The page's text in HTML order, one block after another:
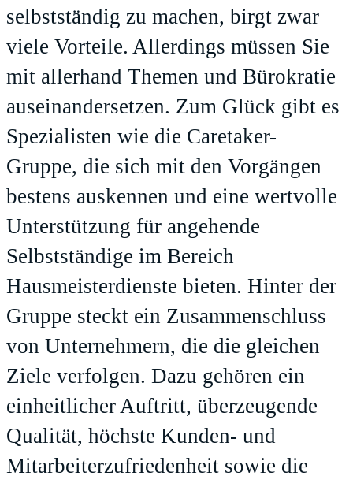
selbstständig zu machen, birgt zwar
viele Vorteile. Allerdings müssen Sie
mit allerhand Themen und Bürokratie
auseinandersetzen. Zum Glück gibt es
Spezialisten wie die Caretaker-
Gruppe, die sich mit den Vorgängen
bestens auskennen und eine wertvolle
Unterstützung für angehende
Selbstständige im Bereich
Hausmeisterdienste bieten. Hinter der
Gruppe steckt ein Zusammenschluss
von Unternehmern, die die gleichen
Ziele verfolgen. Dazu gehören ein
einheitlicher Auftritt, überzeugende
Qualität, höchste Kunden- und
Mitarbeiterzufriedenheit sowie die